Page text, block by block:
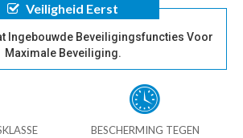
Veiligheid Eerst
Ingebouwde Beveiligingsfuncties Voor
Maximale Beveiliging.
BESCHERMING TEGEN